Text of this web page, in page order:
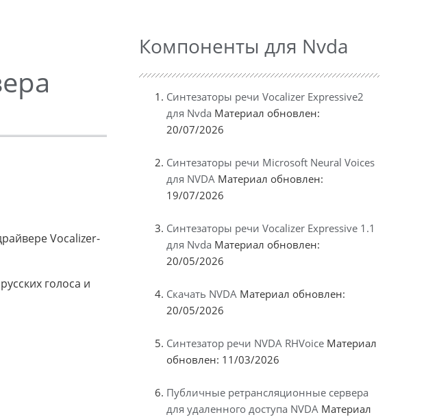
Vocalizer-
голоса и
Компоненты для Nvda
Синтезаторы речи Vocalizer Expressive2
для Nvda Материал обновлен:
20/07/2026
Синтезаторы речи Microsoft Neural Voices
для NVDA Материал обновлен:
19/07/2026
Синтезаторы речи Vocalizer Expressive 1.1
для Nvda Материал обновлен:
20/05/2026
Скачать NVDA Материал обновлен:
20/05/2026
Синтезатор речи NVDA RHVoice Материал
обновлен: 11/03/2026
Публичные ретрансляционные сервера
для удаленного доступа NVDA Материал